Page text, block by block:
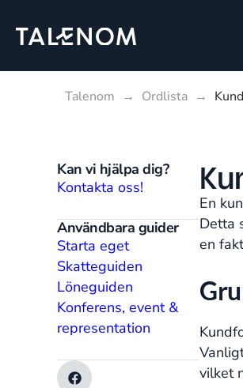
Talenom → Ordlista →
Kan vi hjälpa dig?
Kontakta oss!
Användbara guider
Starta eget
Skatteguiden
Löneguiden
Konferens, event &
representation
En
Detta
en
vilket